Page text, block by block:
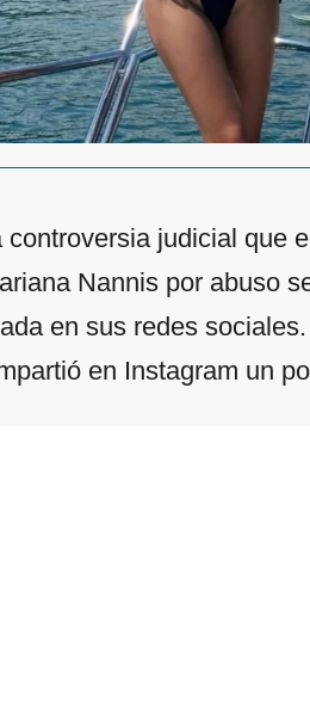
controversia judicial que
Nannis por abuso
en sus redes
en Instagram un